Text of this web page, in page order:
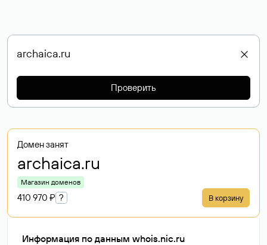
Проверить
Домен занят
archaica.ru
Магазин доменов
410 970 ₽ ? В корзину
Информация по данным whois.nic.ru